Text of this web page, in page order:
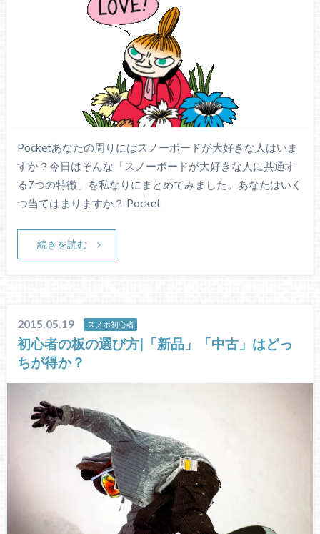
Pocketあなたの周りにはスノーボードが大好きな人はいま
すか？今日はそんな「スノーボードが大好きな人に共通す
る7つの特徴」を私なりにまとめてみました。あなたはいく
つ当てはまりますか？ Pocket
続きを読む
2015.05.19 スノボ初心者
初心者の板の選び方|「新品」「中古」はどっ
ちが得か？